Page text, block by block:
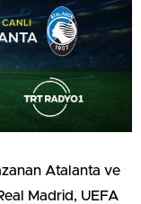
Atalanta ve
Madrid, UEFA